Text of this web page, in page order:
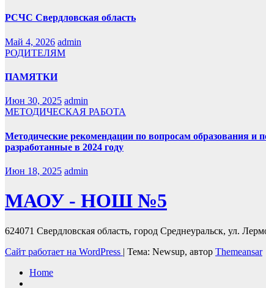
РСЧС Свердловская область
Май 4, 2026 admin
РОДИТЕЛЯМ
ПАМЯТКИ
Июн 30, 2025 admin
МЕТОДИЧЕСКАЯ РАБОТА
Методические рекомендации по вопросам образования и
разработанные в 2024 году
Июн 18, 2025 admin
МАОУ - НОШ №5
624071 Свердловская область, город Среднеуральск, ул.
Сайт работает на WordPress | Тема: Newsup, автор Themeansar
Home